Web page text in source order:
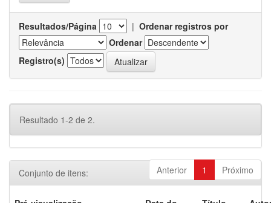
Resultados/Página | Ordenar registros por
Ordenar
Registro(s)
Resultado 1-2 de 2.
Anterior 1 Próximo
Conjunto de itens: